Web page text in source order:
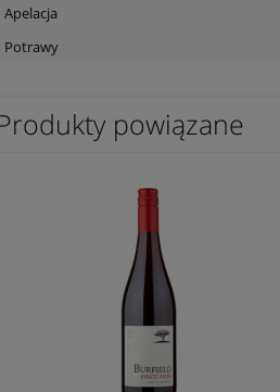
zł
Apelacja
Potrawy
powiązane